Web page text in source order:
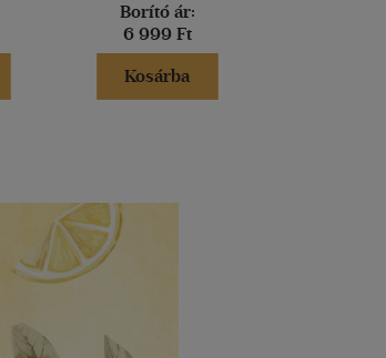
Borító ár:
6 999 Ft
Kosárba